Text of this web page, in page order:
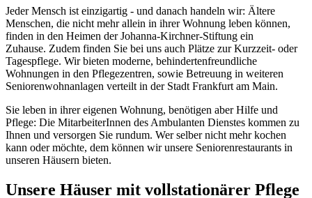
Jeder Mensch ist einzigartig - und danach handeln wir: Ältere
Menschen, die nicht mehr allein in ihrer Wohnung leben können,
finden in den Heimen der Johanna-Kirchner-Stiftung ein
Zuhause. Zudem finden Sie bei uns auch Plätze zur Kurzzeit- oder
Tagespflege. Wir bieten moderne, behindertenfreundliche
Wohnungen in den Pflegezentren, sowie Betreuung in weiteren
Seniorenwohnanlagen verteilt in der Stadt Frankfurt am Main.
Sie leben in ihrer eigenen Wohnung, benötigen aber Hilfe und
Pflege: Die MitarbeiterInnen des Ambulanten Dienstes kommen zu
Ihnen und versorgen Sie rundum. Wer selber nicht mehr kochen
kann oder möchte, dem können wir unsere Seniorenrestaurants in
unseren Häusern bieten.
Unsere Häuser mit vollstationärer Pflege